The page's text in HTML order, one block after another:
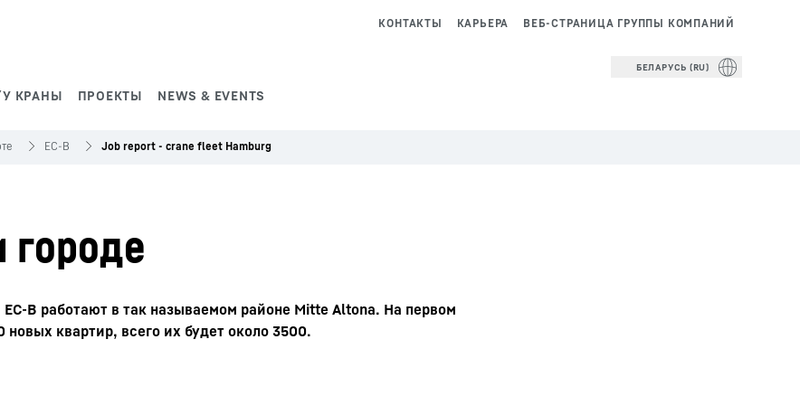
КРАНЫ ПРОЕКТЫ NEWS & EVENTS
ВЕБ-СТРАНИЦА ГРУППЫ КОМПАНИЙ
КАРЬЕРА
КОНТАКТЫ
БЕЛАРУСЬ (RU)
EC-B Job report - crane fleet Hamburg
городе
B работают в так называемом районе Mitte Altona. На первом
новых квартир, всего их будет около 3500.